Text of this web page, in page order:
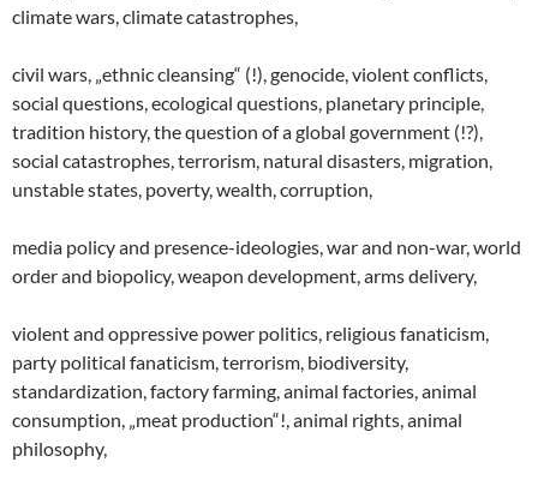
climate wars, climate catastrophes,
civil wars, „ethnic cleansing“ (!), genocide, violent conflicts,
social questions, ecological questions, planetary principle,
tradition history, the question of a global government (!?),
social catastrophes, terrorism, natural disasters, migration,
unstable states, poverty, wealth, corruption,
media policy and presence-ideologies, war and non-war, world
order and biopolicy, weapon development, arms delivery,
violent and oppressive power politics, religious fanaticism,
party political fanaticism, terrorism, biodiversity,
standardization, factory farming, animal factories, animal
consumption, „meat production“!, animal rights, animal
philosophy,